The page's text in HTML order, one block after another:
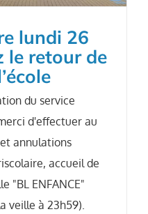
lundi 26
le retour de
du service
d'effectuer au
annulations
accueil de
"BL ENFANCE"
veille à 23h59).